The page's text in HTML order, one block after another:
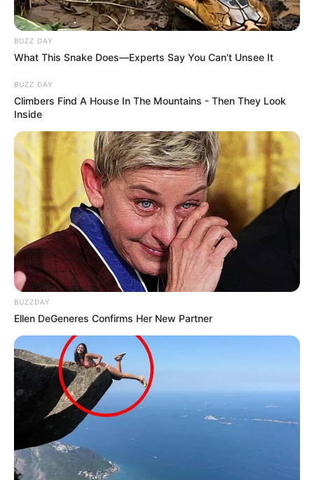
BUZZ DAY
What This Snake Does—Experts Say You Can't Unsee It
BUZZ DAY
Climbers Find A House In The Mountains - Then They Look
Inside
BUZZDAY
Ellen DeGeneres Confirms Her New Partner